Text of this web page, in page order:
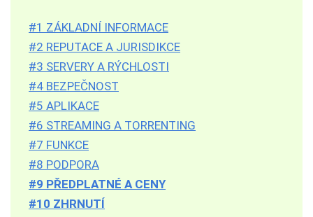
#1 ZÁKLADNÍ INFORMACE
#2 REPUTACE A JURISDIKCE
#3 SERVERY A RÝCHLOSTI
#4 BEZPEČNOST
#5 APLIKACE
#6 STREAMING A TORRENTING
#7 FUNKCE
#8 PODPORA
#9 PŘEDPLATNÉ A CENY
#10 ZHRNUTÍ